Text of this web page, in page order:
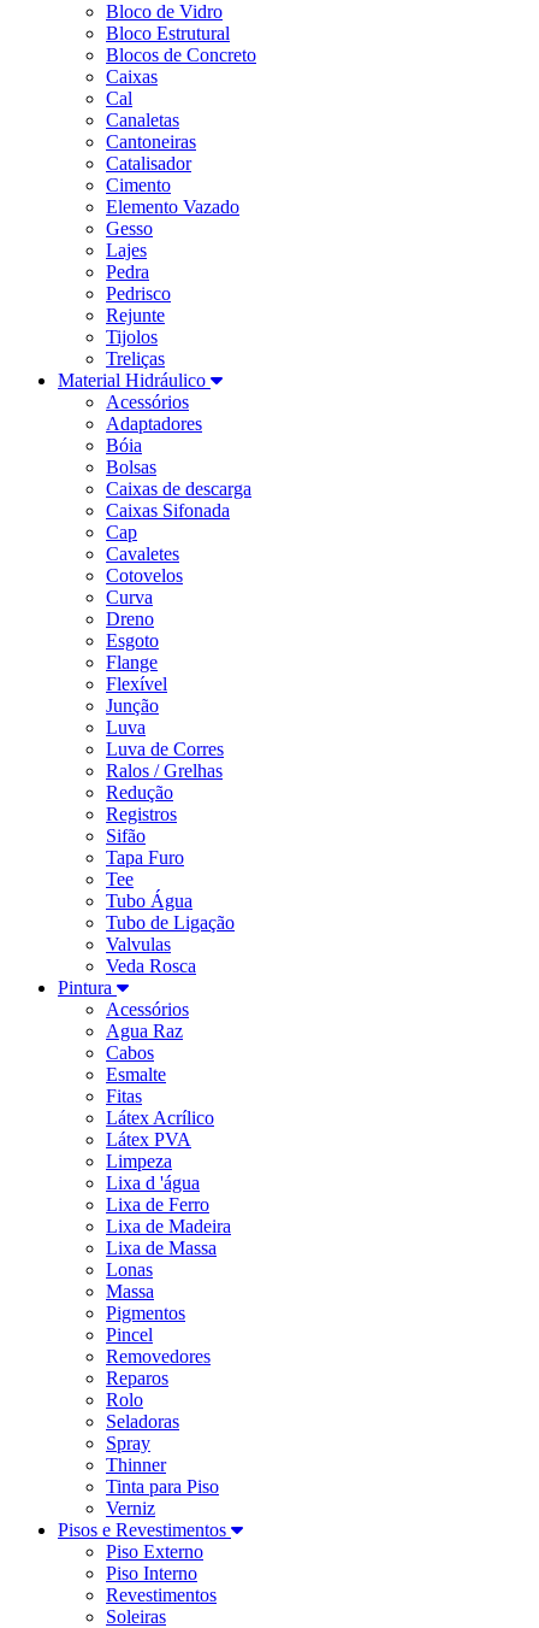
Bloco de Vidro
Bloco Estrutural
Blocos de Concreto
Caixas
Cal
Canaletas
Cantoneiras
Catalisador
Cimento
Elemento Vazado
Gesso
Lajes
Pedra
Pedrisco
Rejunte
Tijolos
Treliças
Material Hidráulico
Acessórios
Adaptadores
Bóia
Bolsas
Caixas de descarga
Caixas Sifonada
Cap
Cavaletes
Cotovelos
Curva
Dreno
Esgoto
Flange
Flexível
Junção
Luva
Luva de Corres
Ralos / Grelhas
Redução
Registros
Sifão
Tapa Furo
Tee
Tubo Água
Tubo de Ligação
Valvulas
Veda Rosca
Pintura
Acessórios
Agua Raz
Cabos
Esmalte
Fitas
Látex Acrílico
Látex PVA
Limpeza
Lixa d 'água
Lixa de Ferro
Lixa de Madeira
Lixa de Massa
Lonas
Massa
Pigmentos
Pincel
Removedores
Reparos
Rolo
Seladoras
Spray
Thinner
Tinta para Piso
Verniz
Pisos e Revestimentos
Piso Externo
Piso Interno
Revestimentos
Soleiras